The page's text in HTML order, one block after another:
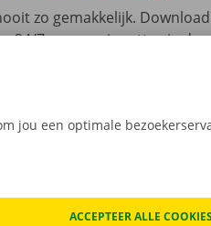
zo gemakkelijk.
24/7 een camionette via de
Dockx Service Shop naar
jou een optimale
ACCEPTEER ALLE